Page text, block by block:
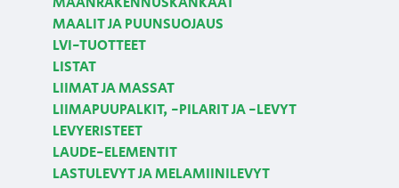
MAALIT JA PUUNSUOJAUS
LVI-TUOTTEET
LISTAT
LIIMAT JA MASSAT
LIIMAPUUPALKIT, -PILARIT JA -LEVYT
LEVYERISTEET
LAUDE-ELEMENTIT
LASTULEVYT JA MELAMIINILEVYT